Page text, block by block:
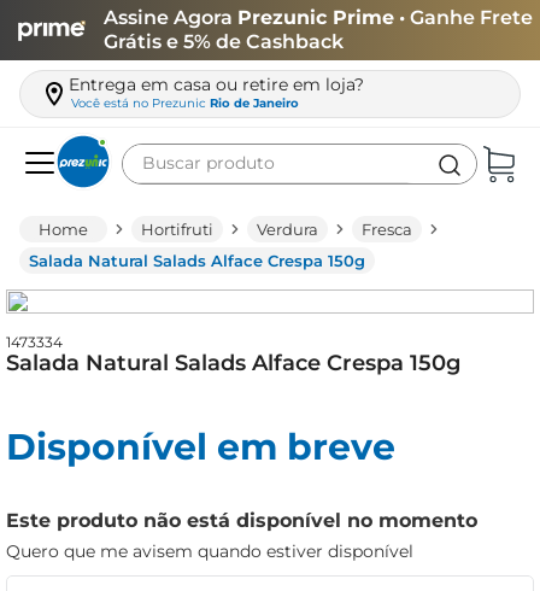
Assine Agora Prezunic Prime • Ganhe Frete
Grátis e 5% de Cashback
Entrega em casa ou retire em loja?
Você está no Prezunic Rio de Janeiro
Buscar produto
Hortifruti Verdura
Fresca
Salada Natural Salads Alface Crespa 150g
1473334
Salada Natural Salads Alface Crespa 150g
Disponível em breve
Este produto não está disponível no momento
Quero que me avisem quando estiver disponível
leite
queijo
azeite
iogurte